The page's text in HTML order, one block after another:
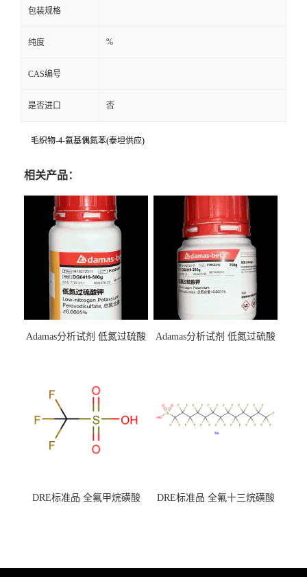
包装规格
纯度 %
CAS编号
是否进口 否
毛织物-4-氨基偶氮苯(泰坦供应)
相关产品：
Adamas分析试剂 低氮过硫酸
（泰坦现货供应）
Adamas分析试剂 低氮过硫酸
DRE标准品 全氟甲烷磺酸
DRE标准品 全氟十三烷磺酸